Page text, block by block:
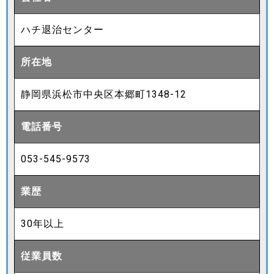
ハチ退治センター
所在地
静岡県浜松市中央区本郷町1348-12
電話番号
053-545-9573
業歴
30年以上
従業員数